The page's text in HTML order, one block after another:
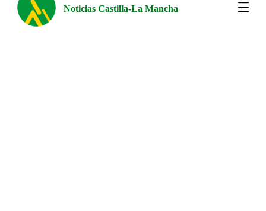
Noticias Castilla-La Mancha